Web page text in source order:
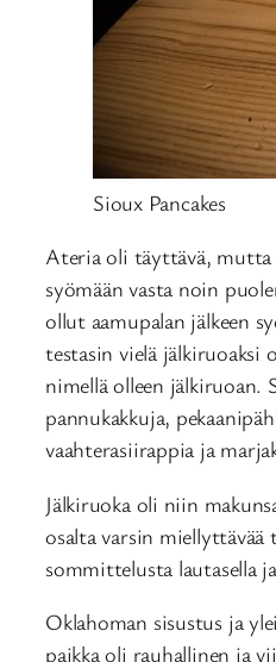
Sioux Pancakes
Ateria oli täyttävä, mutta
syömään vasta noin
ollut aamupalan jälkeen
testasin vielä jälkiruoaksi
nimellä olleen
pannukakkuja,
vaahterasiirappia ja
Jälkiruoka oli niin
osalta varsin miellyttävää
sommittelusta lautasella
Oklahoman sisustus ja
paikka oli rauhallinen ja